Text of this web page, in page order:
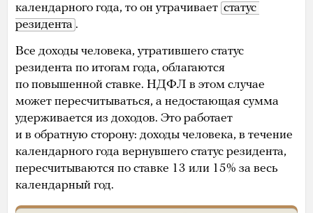
календарного года, то он утрачивает статус
резидента .
Все доходы человека, утратившего статус
резидента по итогам года, облагаются
по повышенной ставке. НДФЛ в этом случае
может пересчитываться, а недостающая сумма
удерживается из доходов. Это работает
и в обратную сторону: доходы человека, в течение
календарного года вернувшего статус резидента,
пересчитываются по ставке 13 или 15% за весь
календарный год.